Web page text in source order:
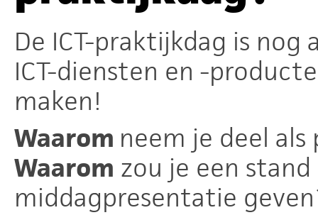
De ICT-praktijkdag is
ICT-diensten en -
maken!
Waarom neem je deel
Waarom zou je een
middagpresentatie